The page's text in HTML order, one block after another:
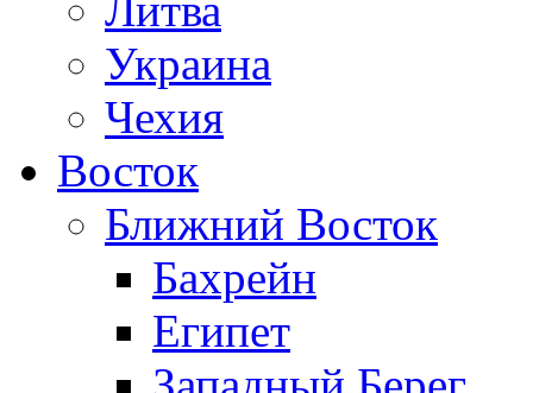
Украина
Чехия
Восток
Ближний Восток
Бахрейн
Египет